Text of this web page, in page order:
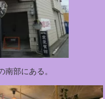
南部にある。